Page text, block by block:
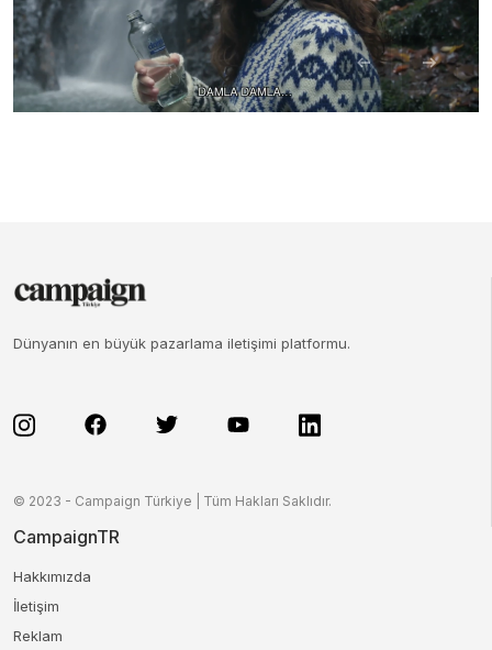
Dünyanın en büyük pazarlama iletişimi platformu.
© 2023 - Campaign Türkiye | Tüm Hakları Saklıdır.
CampaignTR
Hakkımızda
İletişim
Reklam